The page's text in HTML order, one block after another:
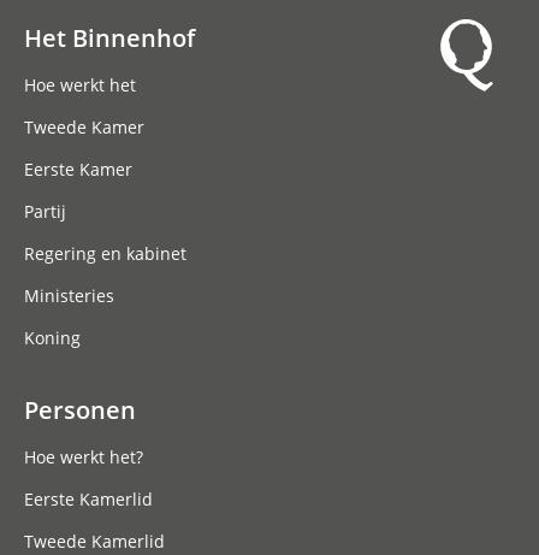
Het Binnenhof
Hoe werkt het
Tweede Kamer
Eerste Kamer
Partij
Regering en kabinet
Ministeries
Koning
Personen
Hoe werkt het?
Eerste Kamerlid
Tweede Kamerlid